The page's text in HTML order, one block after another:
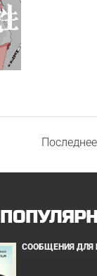
СООБЩЕНИЯ ДЛЯ